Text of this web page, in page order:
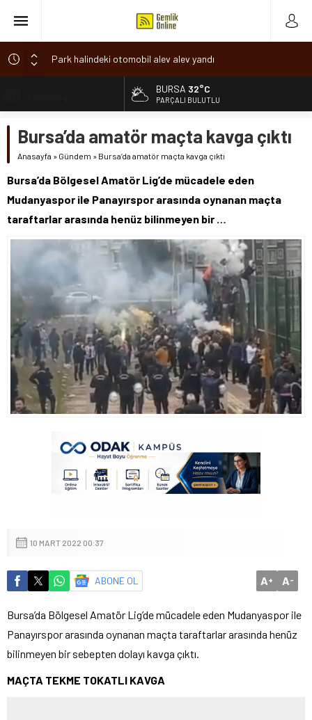
Park halindeki otomobil alev alev yandı
Osmangazi’de baharın müjdesi ‘Hıdırellez’ coşkuyla kutlandı
7 aylık hamileyken evden çıktı, sırra kadem bastı
Romanya’da Hıdırellez Coşkusu
13.779,39
DOLAR
55,1881
BURSA 32°C
PARÇALI BULUTLU
Bursa’da amatör maçta kavga çıktı
Anasayfa » Gündem » Bursa’da amatör maçta kavga çıktı
Bursa’da Bölgesel Amatör Lig’de mücadele eden
Mudanyaspor ile Panayırspor arasında oynanan maçta
taraftarlar arasında henüz bilinmeyen bir …
10 MART 2022 00:37
ABONE OL A+ A-
Bursa’da Bölgesel Amatör Lig’de mücadele eden Mudanyaspor ile
Panayırspor arasında oynanan maçta taraftarlar arasında henüz
bilinmeyen bir sebepten dolayı kavga çıktı.
MAÇTA TEKME TOKATLI KAVGA